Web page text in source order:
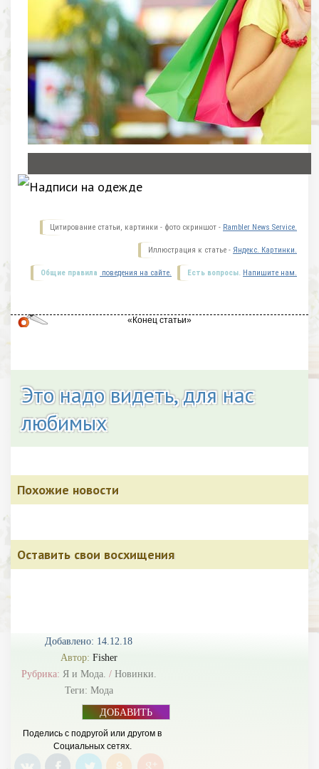
Добавлено: 14.12.18
Автор: Fisher
Рубрика: Я и Мода. / Новинки.
Теги: Мода
ДОБАВИТЬ
Поделись с подругой или другом в
Социальных сетях.
Цитирование статьи, картинки - фото скриншот - Rambler News Service.
Иллюстрация к статье - Яндекс. Картинки.
Есть вопросы. Напишите нам.
Общие правила поведения на сайте.
Это надо видеть, для нас
любимых
Похожие новости
Оставить свои восхищения